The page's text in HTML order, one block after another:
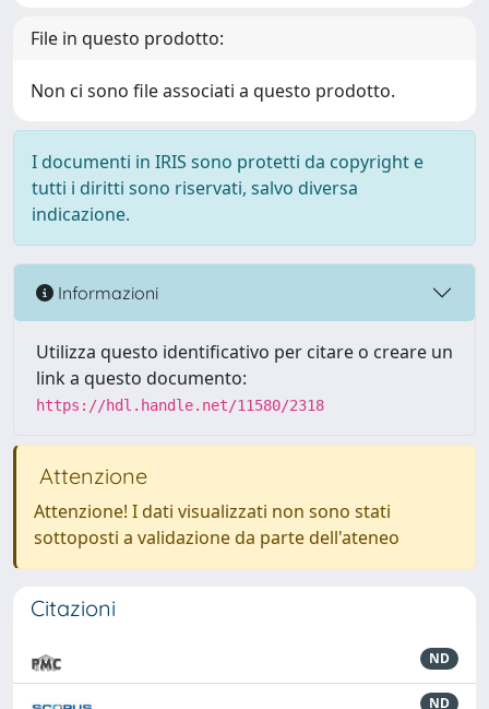
File in questo prodotto:
Non ci sono file associati a questo prodotto.
I documenti in IRIS sono protetti da copyright e
tutti i diritti sono riservati, salvo diversa
indicazione.
Informazioni
Utilizza questo identificativo per citare o creare un
link a questo documento:
https://hdl.handle.net/11580/2318
Attenzione
Attenzione! I dati visualizzati non sono stati
sottoposti a validazione da parte dell'ateneo
Citazioni
ND
ND